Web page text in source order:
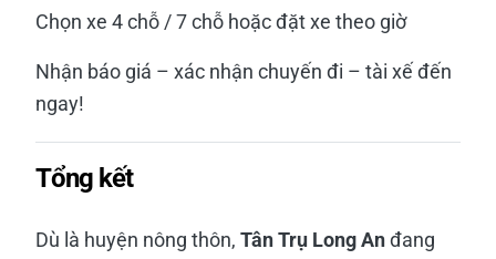
Chọn xe 4 chỗ / 7 chỗ hoặc đặt xe theo giờ
Nhận báo giá – xác nhận chuyến đi – tài xế đến
ngay!
Tổng kết
Dù là huyện nông thôn, Tân Trụ Long Anđang